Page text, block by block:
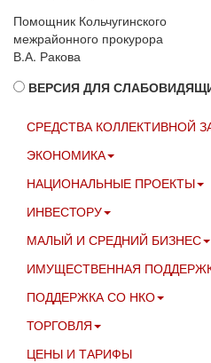
Помощник Кольчугинского
межрайонного прокурора
В.А. Ракова
ВЕРСИЯ ДЛЯ
СРЕДСТВА КОЛЛЕКТИВНОЙ
ЭКОНОМИКА
НАЦИОНАЛЬНЫЕ ПРОЕКТЫ
ИНВЕСТОРУ
МАЛЫЙ И СРЕДНИЙ БИЗНЕС
ИМУЩЕСТВЕННАЯ
ПОДДЕРЖКА СО НКО
ТОРГОВЛЯ
ЦЕНЫ И ТАРИФЫ